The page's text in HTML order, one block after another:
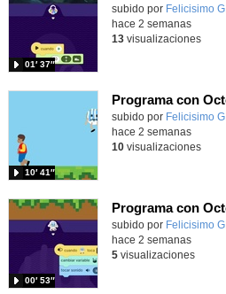
Contenido educativo.
subido por Felicisimo G.
01′ 37″
hace 2 semanas
13visualizaciones
Contenido educativo.
subido por Felicisimo G.
10′ 41″
hace 2 semanas
10visualizaciones
Contenido educativo.
subido por Felicisimo G.
00′ 53″
hace 2 semanas
5visualizaciones